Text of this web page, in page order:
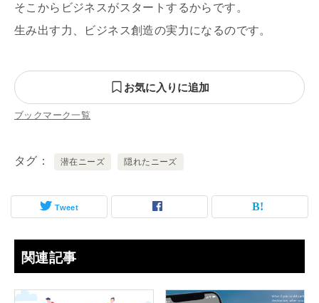
そこからビジネスがスタートするからです。
生み出す力、ビジネス創造の実力になるのです。
お気に入りに追加
ブックマーク一覧
タグ 潜在ニーズ 隠れたニーズ
Tweet
関連記事